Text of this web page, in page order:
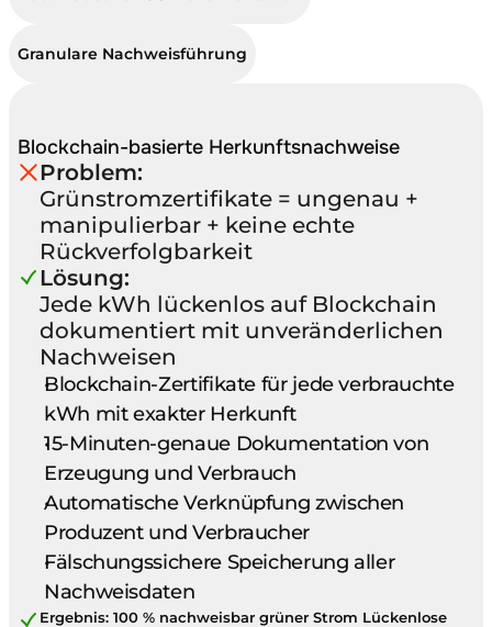
Granulare Nachweisführung
Blockchain-basierte Herkunftsnachweise
Problem:
Grünstromzertifikate = ungenau +
manipulierbar + keine echte
Rückverfolgbarkeit
Lösung:
Jede kWh lückenlos auf Blockchain
dokumentiert mit unveränderlichen
Nachweisen
Blockchain-Zertifikate für jede verbrauchte
kWh mit exakter Herkunft
15-Minuten-genaue Dokumentation von
Erzeugung und Verbrauch
Automatische Verknüpfung zwischen
Produzent und Verbraucher
Fälschungssichere Speicherung aller
Nachweisdaten
Ergebnis: 100 % nachweisbar grüner Strom Lückenlose